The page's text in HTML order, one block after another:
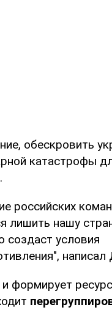
обескровить
катастрофы
российских
лишить нашу
создаст условия
написал
и формирует